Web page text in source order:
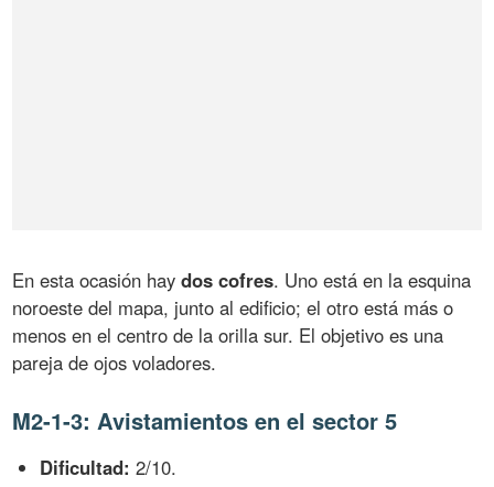
En esta ocasión haydos cofres. Uno está en la esquina
noroeste del mapa, junto al edificio; el otro está más o
menos en el centro de la orilla sur. El objetivo es una
pareja de ojos voladores.
M2-1-3: Avistamientos en el sector 5
Dificultad: 2/10.